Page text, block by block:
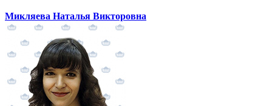
Микляева Наталья Викторовна